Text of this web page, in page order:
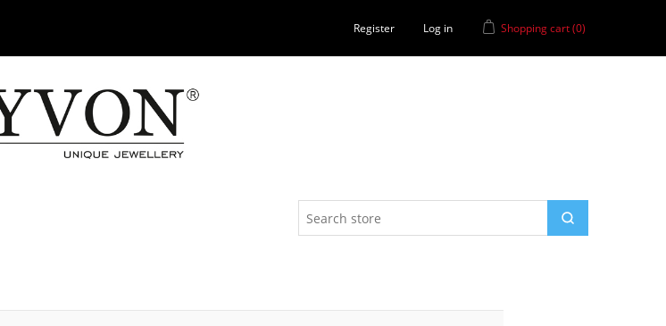
Register Log in Shopping cart(0)